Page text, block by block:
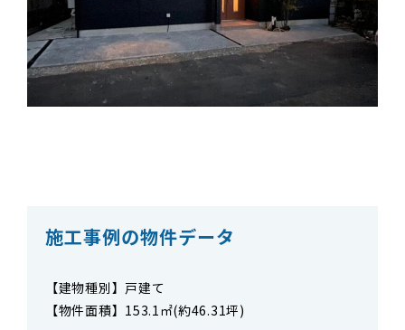
施工事例の物件データ
【建物種別】戸建て
【物件面積】153.1㎡(約46.31坪)